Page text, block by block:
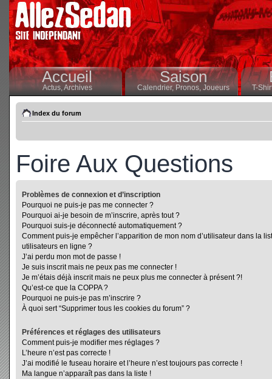
Accueil
Actus,Archives
Saison
Calendrier,Pronos, Joueurs T-
Index du forum
Foire Aux Questions
Problèmes de connexion et d’inscription
Pourquoi ne puis-je pas me connecter ?
Pourquoi ai-je besoin de m’inscrire, après tout ?
Pourquoi suis-je déconnecté automatiquement ?
Comment puis-je empêcher l’apparition de mon nom d’utilisateur dans la
utilisateurs en ligne ?
J’ai perdu mon mot de passe !
Je suis inscrit mais ne peux pas me connecter !
Je m’étais déjà inscrit mais ne peux plus me connecter à présent ?!
Qu’est-ce que la COPPA ?
Pourquoi ne puis-je pas m’inscrire ?
À quoi sert “Supprimer tous les cookies du forum” ?
Préférences et réglages des utilisateurs
Comment puis-je modifier mes réglages ?
L’heure n’est pas correcte !
J’ai modifié le fuseau horaire et l’heure n’est toujours pas correcte !
Ma langue n’apparaît pas dans la liste !